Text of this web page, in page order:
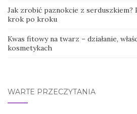
Jak zrobić paznokcie z
krok po kroku
Kwas fitowy na twarz – działanie,
kosmetykach
WARTE PRZECZYTANIA